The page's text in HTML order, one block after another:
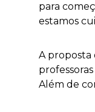
para
estamos
A proposta
Além de